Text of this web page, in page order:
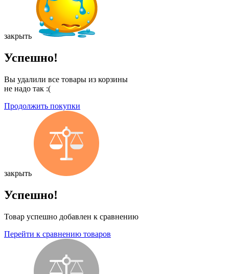
закрыть
Успешно!
Вы удалили все товары из корзины
не надо так :(
Продолжить покупки
закрыть
Успешно!
Товар успешно добавлен к сравнению
Перейти к сравнению товаров